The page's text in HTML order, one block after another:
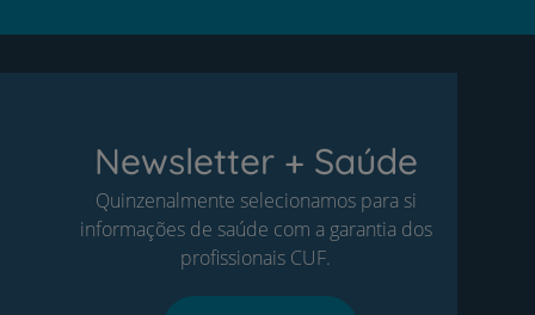
Newsletter + Saúde
Quinzenalmente selecionamos para si
informações de saúde com a garantia dos
profissionais CUF.